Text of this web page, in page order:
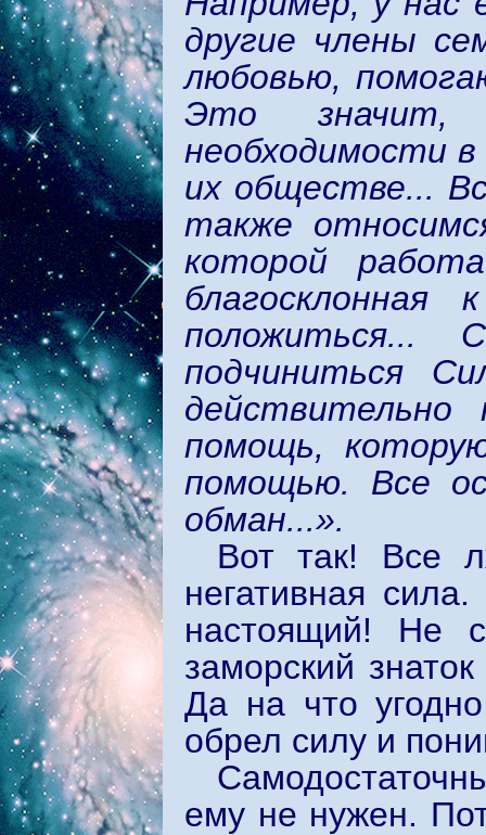
другие члены
любовью,
Это
необходимости
их обществе...
также
которой
подчиниться
помощь,
помощью. Все
обман...».
Вот так! Все
негативная
настоящий! Не
заморский
Да на что
обрел силу и
ему не нужен.